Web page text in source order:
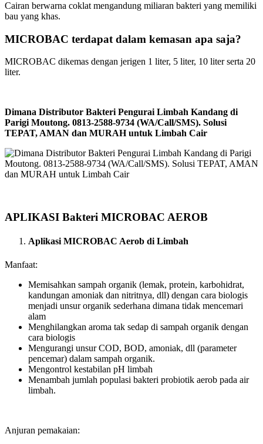
Cairan berwarna coklat mengandung miliaran bakteri yang memiliki
bau yang khas.
MICROBAC terdapat dalam kemasan apa saja?
MICROBAC dikemas dengan jerigen 1 liter, 5 liter, 10 liter serta 20
liter.
Dimana Distributor Bakteri Pengurai Limbah Kandang di
Parigi Moutong. 0813-2588-9734 (WA/Call/SMS). Solusi
TEPAT, AMAN dan MURAH untuk Limbah Cair
APLIKASI Bakteri MICROBAC AEROB
Aplikasi MICROBAC Aerob di Limbah
Manfaat:
Memisahkan sampah organik (lemak, protein, karbohidrat,
kandungan amoniak dan nitritnya, dll) dengan cara biologis
menjadi unsur organik sederhana dimana tidak mencemari
alam
Menghilangkan aroma tak sedap di sampah organik dengan
cara biologis
Mengurangi unsur COD, BOD, amoniak, dll (parameter
pencemar) dalam sampah organik.
Mengontrol kestabilan pH limbah
Menambah jumlah populasi bakteri probiotik aerob pada air
limbah.
Anjuran pemakaian: